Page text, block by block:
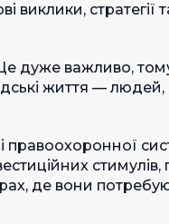
виклики, стратегії
дуже важливо,
життя —
правоохоронної
стимулів,
де вони